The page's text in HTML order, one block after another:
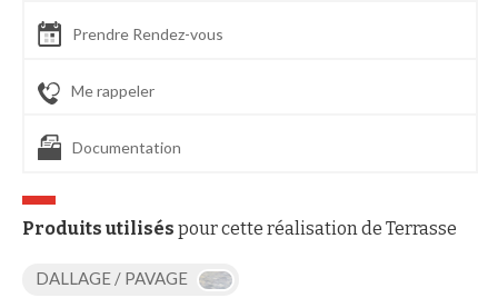
Prendre Rendez-vous
Me rappeler
Documentation
Produits utilisés pour cette réalisation de Terrasse
DALLAGE / PAVAGE